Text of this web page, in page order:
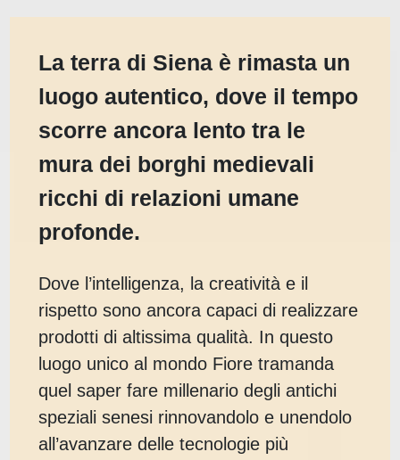
La terra di Siena è rimasta un
luogo autentico, dove il tempo
scorre ancora lento tra le
mura dei borghi medievali
ricchi di relazioni umane
profonde.
Dove l’intelligenza, la creatività e il
rispetto sono ancora capaci di realizzare
prodotti di altissima qualità. In questo
luogo unico al mondo Fiore tramanda
quel saper fare millenario degli antichi
speziali senesi rinnovandolo e unendolo
all’avanzare delle tecnologie più